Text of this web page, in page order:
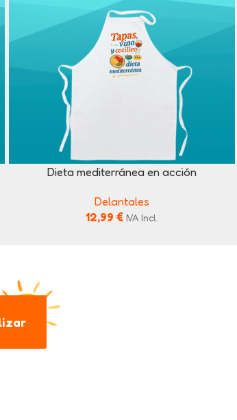
Dieta mediterránea en acción
Delantales
12,99 € IVA Incl.